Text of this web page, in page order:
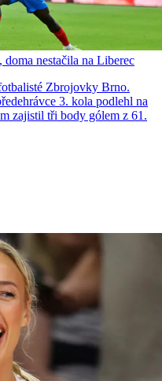
nestačila na Liberec
Zbrojovky Brno.
3. kola podlehl na
zajistil tři body gólem z 61.